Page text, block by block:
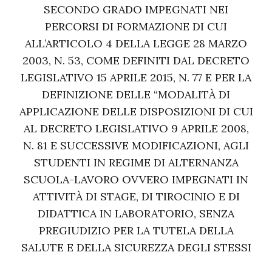
SECONDO GRADO IMPEGNATI NEI
PERCORSI DI FORMAZIONE DI CUI
ALL’ARTICOLO 4 DELLA LEGGE 28 MARZO
2003, N. 53, COME DEFINITI DAL DECRETO
LEGISLATIVO 15 APRILE 2015, N. 77 E PER LA
DEFINIZIONE DELLE “MODALITÀ DI
APPLICAZIONE DELLE DISPOSIZIONI DI CUI
AL DECRETO LEGISLATIVO 9 APRILE 2008,
N. 81 E SUCCESSIVE MODIFICAZIONI, AGLI
STUDENTI IN REGIME DI ALTERNANZA
SCUOLA-LAVORO OVVERO IMPEGNATI IN
ATTIVITÀ DI STAGE, DI TIROCINIO E DI
DIDATTICA IN LABORATORIO, SENZA
PREGIUDIZIO PER LA TUTELA DELLA
SALUTE E DELLA SICUREZZA DEGLI STESSI